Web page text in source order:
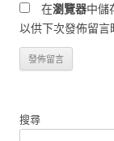
在瀏覽器中儲
以供下次發佈留言
搜尋